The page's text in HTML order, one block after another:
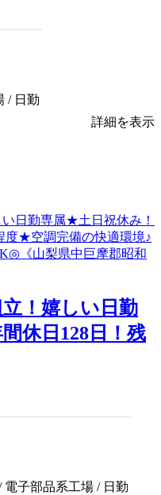
/ 日勤
詳細を表示
！嬉しい日勤
休日128日！残
子部品系工場 / 日勤